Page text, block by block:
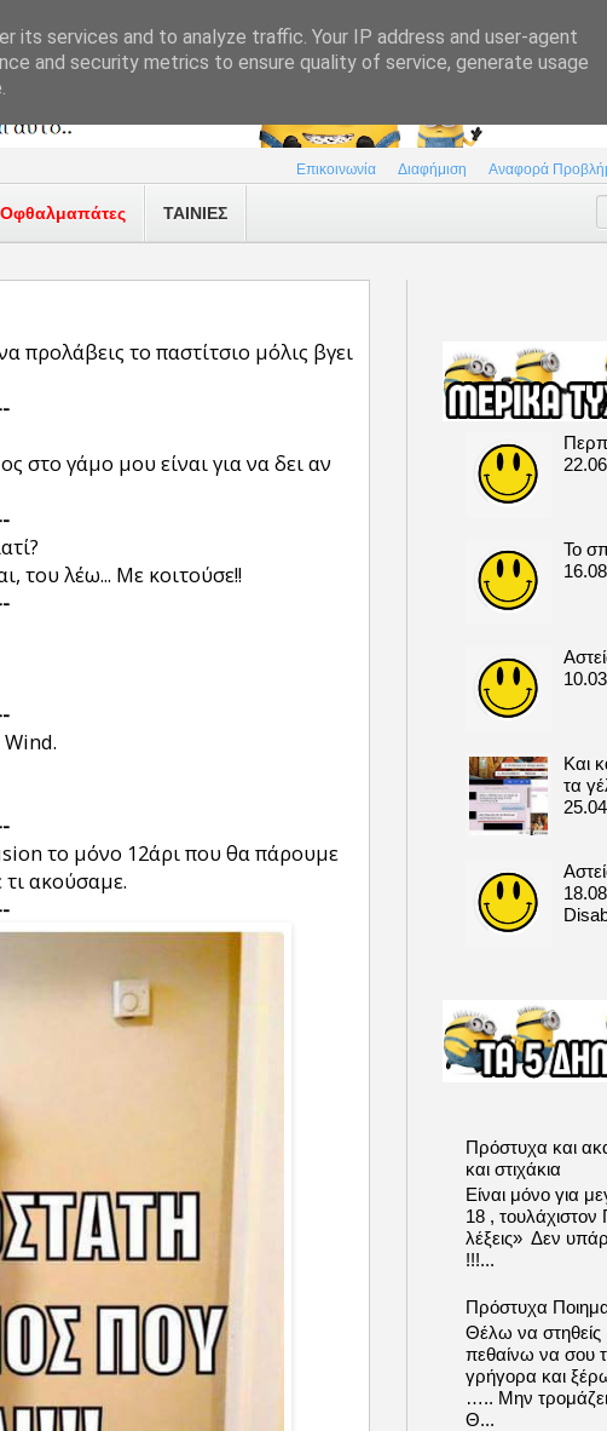
Επικοινωνία Διαφήμιση Αναφορά
Οφθαλμαπάτες ΤΑΙΝΙΕΣ
προλάβεις το παστίτσιο μόλις βγει
στο γάμο μου είναι για να δει αν
του λέω... Με κοιτούσε!!
το μόνο 12άρι που θα πάρουμε
τι ακούσαμε.
Το
Και
τα
Πρόστυχα και
και στιχάκια
Είναι μόνο για
18 ,
λέξεις» Δεν
!!!...
Πρόστυχα
Θέλω να
πεθαίνω να σου
γρήγορα και
….. Μην
Θ...
its services and to analyze traffic. Your IP address and user-agent
and security metrics to ensure quality of service, generate usage